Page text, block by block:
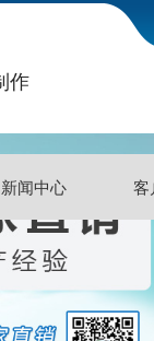
作
新闻中心
新闻中心
客